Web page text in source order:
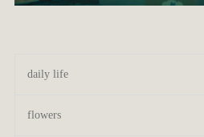
daily life
flowers